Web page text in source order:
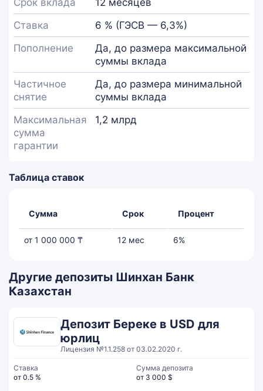
Срок вклада
12 месяцев
Ставка
6 % (ГЭСВ — 6,3%)
Пополнение
Да, до размера максимальной
суммы вклада
Частичное
снятие
Да, до размера минимальной
суммы вклада
Максимальная
сумма
гарантии
1,2 млрд
Таблица ставок
Сумма Срок Процент
от 1 000 000 ₸ 12 мес 6%
Другие депозиты Шинхан Банк
Казахстан
Депозит Береке в USD для
юрлиц
Лицензия №1.1.258 от 03.02.2020 г.
Ставка
от 0.5 %
Сумма депозита
от 3 000 $